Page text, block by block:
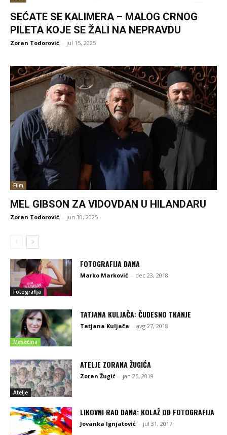
SEĆATE SE KALIMERA – MALOG CRNOG
PILETA KOJE SE ŽALI NA NEPRAVDU
Zoran Todorović - jul 15, 2025
Film
MEL GIBSON ZA VIDOVDAN U HILANDARU
Zoran Todorović - jun 30, 2025
Fotografija
FOTOGRAFIJA DANA
Marko Marković - dec 23, 2018
Mesečina
TATJANA KULJAČA: ČUDESNO TKANJE
Tatjana Kuljača - avg 27, 2018
Atelje
ATELJE ZORANA ŽUGIĆA
Zoran Žugić - jan 25, 2019
LIKOVNI RAD DANA: KOLAŽ OD FOTOGRAFIJA
Jovanka Ignjatović - jul 31, 2017